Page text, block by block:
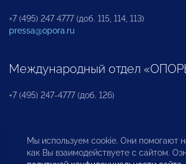
+7 (495) 247 4777 (доб. 115, 114, 113)
pressa@opora.ru
Международный отдел
+7 (495) 247-4777 (доб. 126)
Бюро по защите прав
инвесторов
Мы используем cookie. Они помогают
как Вы взаимодействуете с сайтом.